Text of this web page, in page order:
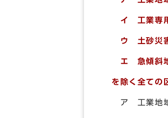
イ 工業専
ウ 土砂災
エ 急傾斜
を除く全ての
ア 工業地